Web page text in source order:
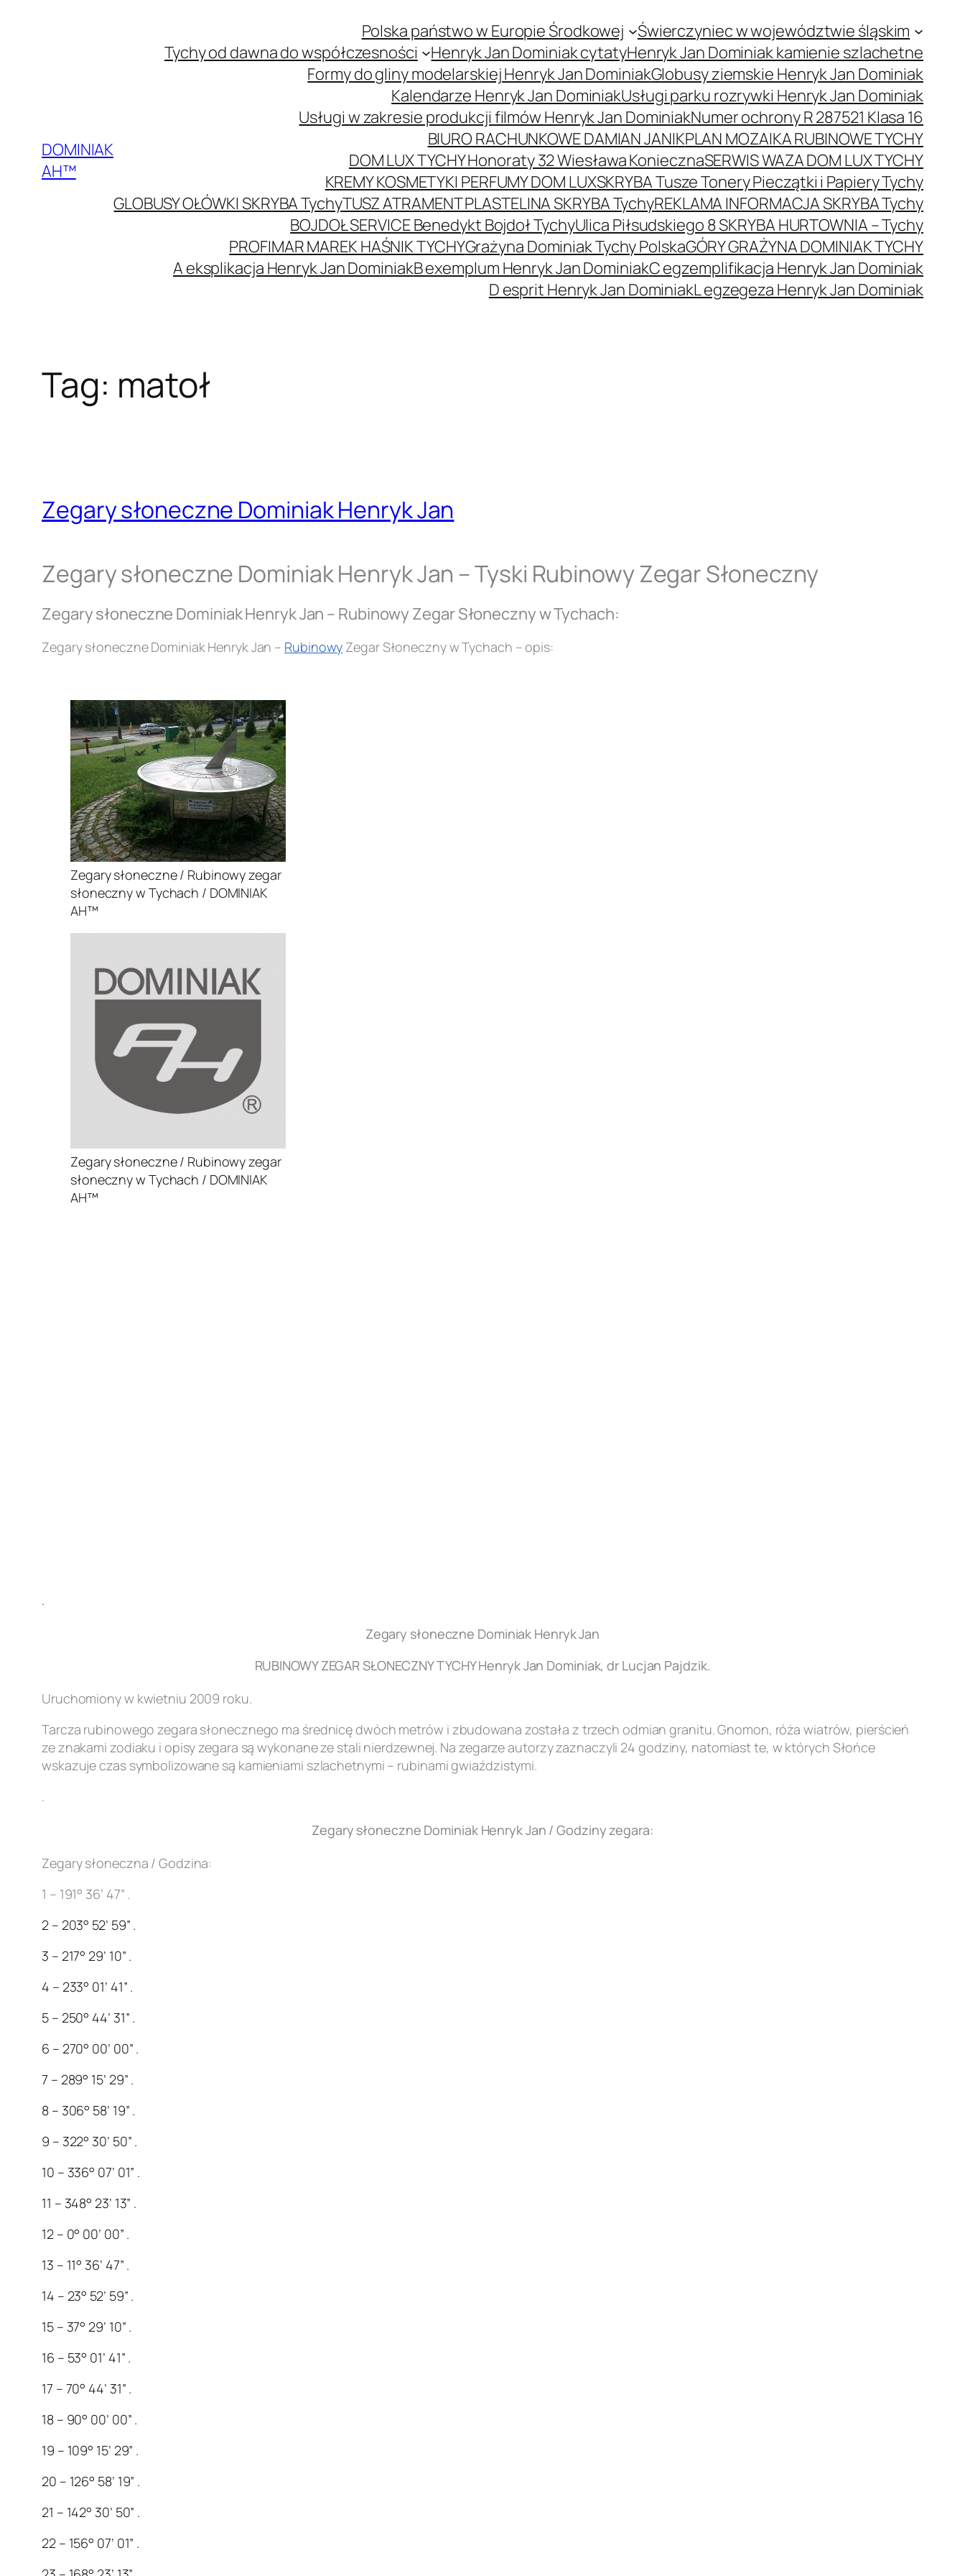
DOMINIAK
AH™
Polska państwo w Europie Środkowej
Świerczyniec w województwie śląskim
Tychy od dawna do współczesności
Henryk Jan Dominiak cytatyHenryk Jan Dominiak kamienie szlachetne
Formy do gliny modelarskiej Henryk Jan DominiakGlobusy ziemskie Henryk Jan Dominiak
Kalendarze Henryk Jan DominiakUsługi parku rozrywki Henryk Jan Dominiak
Usługi w zakresie produkcji filmów Henryk Jan DominiakNumer ochrony R 287521 Klasa 16
BIURO RACHUNKOWE DAMIAN JANIKPLAN MOZAIKA RUBINOWE TYCHY
DOM LUX TYCHY Honoraty 32 Wiesława KoniecznaSERWIS WAZA DOM LUX TYCHY
KREMY KOSMETYKI PERFUMY DOM LUXSKRYBA Tusze Tonery Pieczątki i Papiery Tychy
GLOBUSY OŁÓWKI SKRYBA TychyTUSZ ATRAMENT PLASTELINA SKRYBA TychyREKLAMA INFORMACJA SKRYBA Tychy
BOJDOŁ SERVICE Benedykt Bojdoł TychyUlica Piłsudskiego 8 SKRYBA HURTOWNIA – Tychy
PROFIMAR MAREK HAŚNIK TYCHYGrażyna Dominiak Tychy PolskaGÓRY GRAŻYNA DOMINIAK TYCHY
A eksplikacja Henryk Jan DominiakB exemplum Henryk Jan DominiakC egzemplifikacja Henryk Jan Dominiak
D esprit Henryk Jan DominiakL egzegeza Henryk Jan Dominiak
Tag: matoł
Zegary słoneczne Dominiak Henryk Jan
Zegary słoneczne Dominiak Henryk Jan – Tyski Rubinowy Zegar Słoneczny
Zegary słoneczne Dominiak Henryk Jan – Rubinowy Zegar Słoneczny w Tychach:
Zegary słoneczne Dominiak Henryk Jan – Rubinowy Zegar Słoneczny w Tychach – opis:
Zegary słoneczne / Rubinowy zegar
słoneczny w Tychach / DOMINIAK
AH™
Zegary słoneczne / Rubinowy zegar
słoneczny w Tychach / DOMINIAK
AH™
.
Zegary słoneczne Dominiak Henryk Jan
RUBINOWY ZEGAR SŁONECZNY TYCHY Henryk Jan Dominiak, dr Lucjan Pajdzik.
Uruchomiony w kwietniu 2009 roku.
Tarcza rubinowego zegara słonecznego ma średnicę dwóch metrów i zbudowana została z trzech odmian granitu. Gnomon, róża wiatrów, pierścień
ze znakami zodiaku i opisy zegara są wykonane ze stali nierdzewnej. Na zegarze autorzy zaznaczyli 24 godziny, natomiast te, w których Słońce
wskazuje czas symbolizowane są kamieniami szlachetnymi – rubinami gwiaździstymi.
.
Zegary słoneczne Dominiak Henryk Jan / Godziny zegara:
Zegary słoneczna / Godzina:
1 – 191° 36’ 47” .
2 – 203° 52’ 59” .
3 – 217° 29’ 10” .
4 – 233° 01’ 41” .
5 – 250° 44’ 31” .
6 – 270° 00’ 00” .
7 – 289° 15’ 29” .
8 – 306° 58’ 19” .
9 – 322° 30’ 50” .
10 – 336° 07’ 01” .
11 – 348° 23’ 13” .
12 – 0° 00’ 00” .
13 – 11° 36’ 47” .
14 – 23° 52’ 59” .
15 – 37° 29’ 10” .
16 – 53° 01’ 41” .
17 – 70° 44’ 31” .
18 – 90° 00’ 00” .
19 – 109° 15’ 29” .
20 – 126° 58’ 19” .
21 – 142° 30’ 50” .
22 – 156° 07’ 01” .